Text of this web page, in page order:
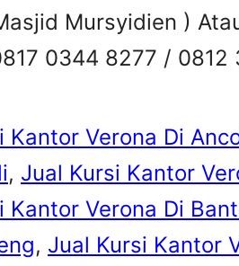
Mursyidien )
0344 8277 / 0812
Kantor Verona Di
, Jual Kursi Kantor
Kantor Verona Di
, Jual Kursi Kantor